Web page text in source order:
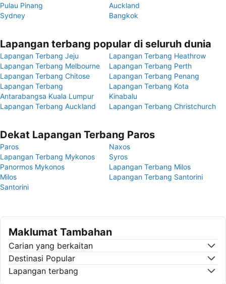
Pulau Pinang
Auckland
Sydney
Bangkok
Lapangan terbang popular di seluruh dunia
Lapangan Terbang Jeju
Lapangan Terbang Heathrow
Lapangan Terbang Melbourne
Lapangan Terbang Perth
Lapangan Terbang Chitose
Lapangan Terbang Penang
Lapangan Terbang
Antarabangsa Kuala Lumpur
Lapangan Terbang Kota
Kinabalu
Lapangan Terbang Auckland
Lapangan Terbang Christchurch
Dekat Lapangan Terbang Paros
Paros
Naxos
Lapangan Terbang Mykonos
Syros
Panormos Mykonos
Lapangan Terbang Milos
Milos
Lapangan Terbang Santorini
Santorini
Maklumat Tambahan
Carian yang berkaitan
Destinasi Popular
Lapangan terbang